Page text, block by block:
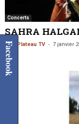
Concerts
SAHRA
Sud Plateau TV - 7 janvier
Facebook